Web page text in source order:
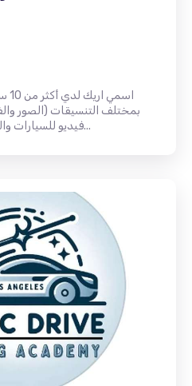
بمختلف التنسيقات (الصور
فيديو للسيارات والعقارات ومدونات الفيديو وا...